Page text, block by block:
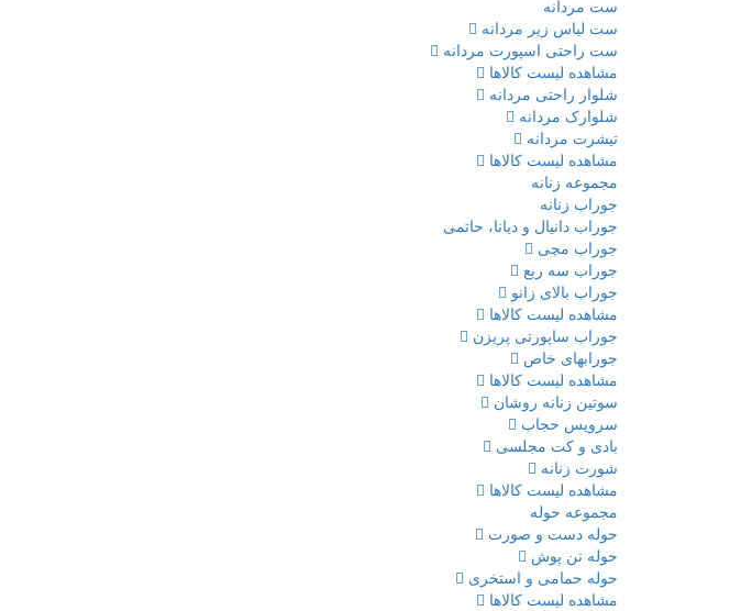
ست مردانه
ست لباس زیر مردانه
ست راحتی اسپورت مردانه
مشاهده لیست کالاها
شلوار راحتی مردانه
شلوارک مردانه
تیشرت مردانه
مشاهده لیست کالاها
مجموعه زنانه
جوراب زنانه
جوراب دانیال و دیانا، حاتمی
جوراب مچی
جوراب سه ربع
جوراب بالای زانو
مشاهده لیست کالاها
جوراب ساپورتی پریزن
جورابهای خاص
مشاهده لیست کالاها
سوتین زنانه روشان
سرویس حجاب
بادی و کت مجلسی
شورت زنانه
مشاهده لیست کالاها
مجموعه حوله
حوله دست و صورت
حوله تن پوش
حوله حمامی و استخری
مشاهده لیست کالاها